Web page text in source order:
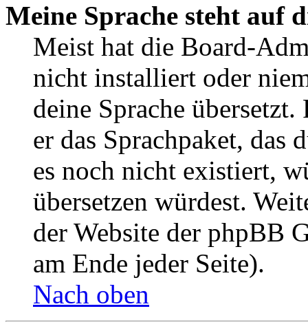
Meine Sprache steht auf
Meist hat die Board-
nicht installiert oder
deine Sprache
er das Sprachpaket, das
es noch nicht existiert,
übersetzen würdest.
der Website der phpBB
am Ende jeder Seite).
Nach oben